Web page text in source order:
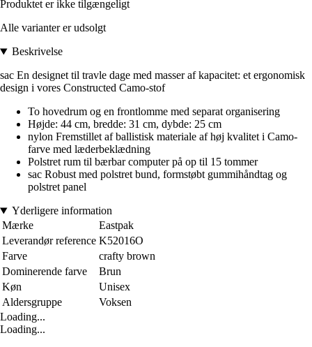
Produktet er ikke tilgængeligt
Alle varianter er udsolgt
Beskrivelse
sac En designet til travle dage med masser af kapacitet: et ergonomisk
design i vores Constructed Camo-stof
To hovedrum og en frontlomme med separat organisering
Højde: 44 cm, bredde: 31 cm, dybde: 25 cm
nylon Fremstillet af ballistisk materiale af høj kvalitet i Camo-
farve med læderbeklædning
Polstret rum til bærbar computer på op til 15 tommer
sac Robust med polstret bund, formstøbt gummihåndtag og
polstret panel
Yderligere information
Mærke
Eastpak
Leverandør reference K52016O
Farve
crafty brown
Dominerende farve
Brun
Køn
Unisex
Aldersgruppe
Voksen
Loading...
Loading...